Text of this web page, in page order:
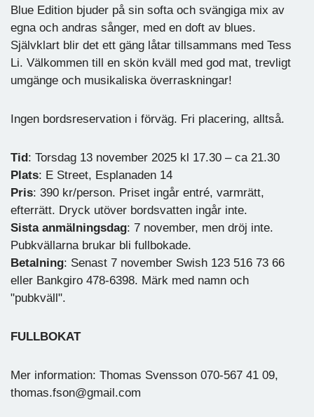
Blue Edition bjuder på sin softa och svängiga mix av
egna och andras sånger, med en doft av blues.
Självklart blir det ett gäng låtar tillsammans med Tess
Li. Välkommen till en skön kväll med god mat, trevligt
umgänge och musikaliska överraskningar!
Ingen bordsreservation i förväg. Fri placering, alltså.
Tid: Torsdag 13 november 2025 kl 17.30 – ca 21.30
Plats: E Street, Esplanaden 14
Pris: 390 kr/person. Priset ingår entré, varmrätt,
efterrätt. Dryck utöver bordsvatten ingår inte.
Sista anmälningsdag: 7 november, men dröj inte.
Pubkvällarna brukar bli fullbokade.
Betalning: Senast 7 november Swish 123 516 73 66
eller Bankgiro 478-6398. Märk med namn och
"pubkväll".
FULLBOKAT
Mer information: Thomas Svensson 070-567 41 09,
thomas.fson@gmail.com